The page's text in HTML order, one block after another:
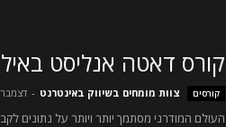
קורס דאטה אנליסט
קורסים צוות מומחים בשיווק באינטרנט - דצמבר 5, 2024
העולם המודרני מסתמך יותר ויותר על נתונים